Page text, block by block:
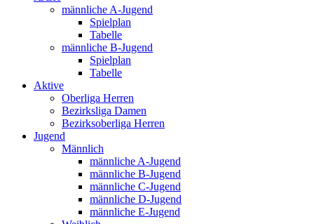
männliche A-Jugend
Spielplan
Tabelle
männliche B-Jugend
Spielplan
Tabelle
Aktive
Oberliga Herren
Bezirksliga Damen
Bezirksoberliga Herren
Jugend
Männlich
männliche A-Jugend
männliche B-Jugend
männliche C-Jugend
männliche D-Jugend
männliche E-Jugend